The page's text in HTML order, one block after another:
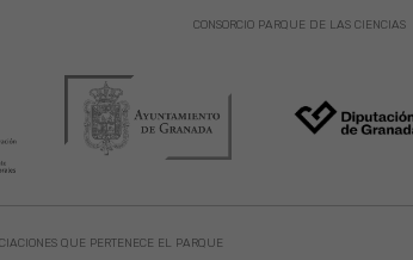
QUE PERTENECE EL PARQUE
CONSORCIO PARQUE DE LAS CIENCIAS